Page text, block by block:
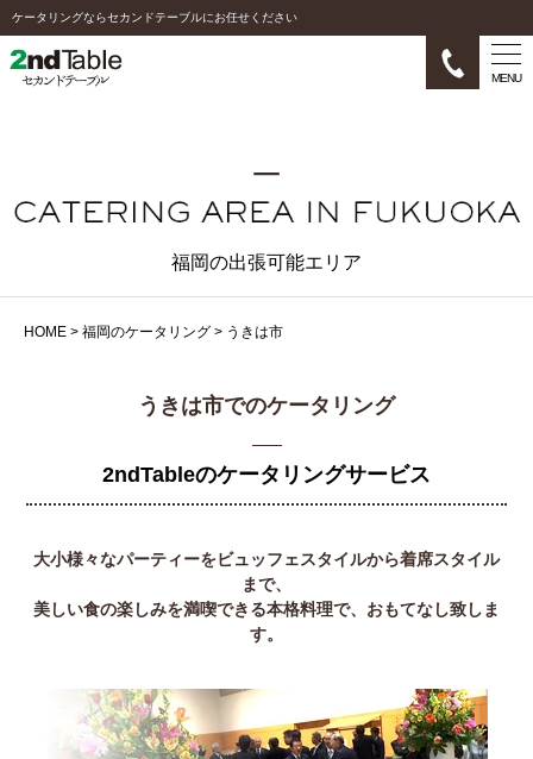
ケータリングならセカンドテーブルにお任せください
MENU
福岡の出張可能エリア
HOME > 福岡のケータリング > うきは市
うきは市でのケータリング
2ndTableのケータリングサービス
大小様々なパーティーをビュッフェスタイルから着席スタイル
まで、
美しい食の楽しみを満喫できる本格料理で、おもてなし致しま
す。